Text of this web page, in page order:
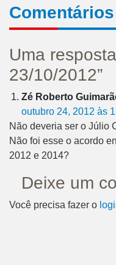
Comentários
Uma
23/10/2012”
Zé Roberto
outubro 24, 2012 às
Não deveria ser o Júlio
Não foi esse o acordo
2012 e 2014?
Deixe um
Você precisa fazer o